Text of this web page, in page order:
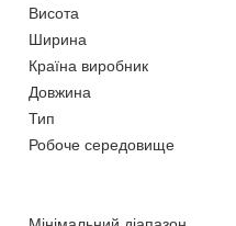
Висота
Ширина
Країна виробник
Довжина
Тип
Робоче середовище